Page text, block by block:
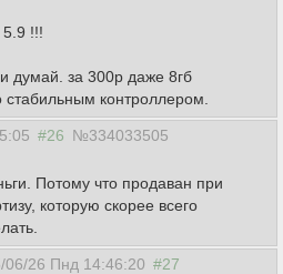
5.9 !!!
думай. за 300р даже 8гб
контроллером.
#26 №334033505
Потому что продаван при
которую скорее всего
06/26 Пнд 14:46:20 #27